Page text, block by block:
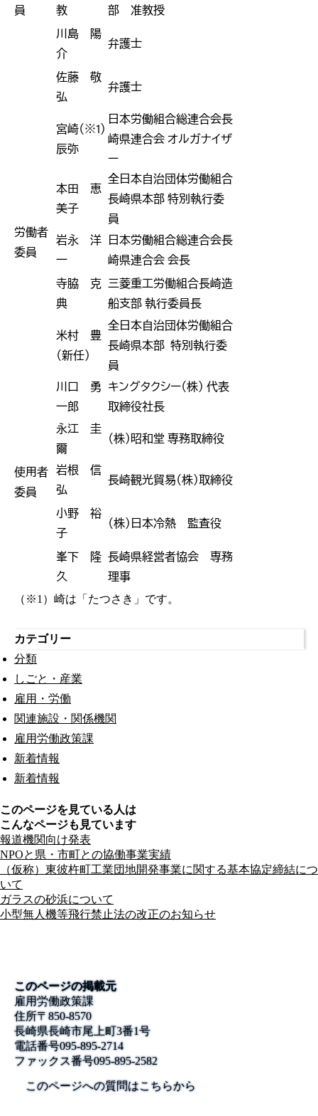
員
教
部 准教授
川島 陽
介
弁護士
佐藤 敬
弘
弁護士
労働者
委員
宮崎（※1）
辰弥
日本労働組合総連合会長
崎県連合会 オルガナイザ
ー
本田 恵
美子
全日本自治団体労働組合
長崎県本部 特別執行委
員
岩永 洋
一
日本労働組合総連合会長
崎県連合会 会長
寺脇 克
典
三菱重工労働組合長崎造
船支部 執行委員長
米村 豊
（新任）
全日本自治団体労働組合
長崎県本部 特別執行委
員
使用者
委員
川口 勇
一郎
キングタクシー（株） 代表
取締役社長
永江 圭
爾
（株）昭和堂 専務取締役
岩根 信
弘
長崎観光貿易（株）取締役
小野 裕
子
（株）日本冷熱 監査役
峯下 隆
久
長崎県経営者協会 専務
理事
（※1）崎は「たつさき」です。
カテゴリー
分類
しごと・産業
雇用・労働
関連施設・関係機関
雇用労働政策課
新着情報
新着情報
このページを見ている人は
こんなページも見ています
報道機関向け発表
NPOと県・市町との協働事業実績
（仮称）東彼杵町工業団地開発事業に関する基本協定締結につ
いて
ガラスの砂浜について
小型無人機等飛行禁止法の改正のお知らせ
このページの掲載元
雇用労働政策課
住所〒850-8570
長崎県長崎市尾上町3番1号
電話番号095-895-2714
ファックス番号095-895-2582
このページへの質問はこちらから